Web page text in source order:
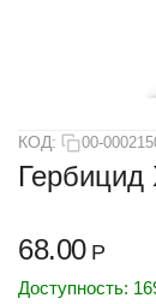
КОД: 00-
Гербицид
68.00 Р
Доступность: